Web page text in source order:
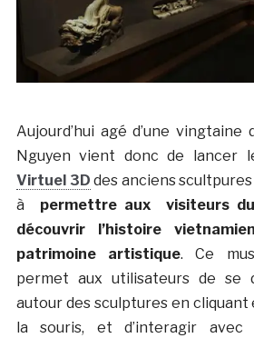
Aujourd’hui agé d’une vingtaine
Nguyen vient donc de lancer
Virtuel 3D des anciens
à permettre aux visiteurs
découvrir l’histoire
patrimoine artistique. Ce
permet aux utilisateurs de se
autour des sculptures en
la souris, et d’interagir